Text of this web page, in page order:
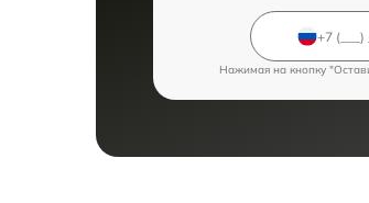
Нажимая на кнопку